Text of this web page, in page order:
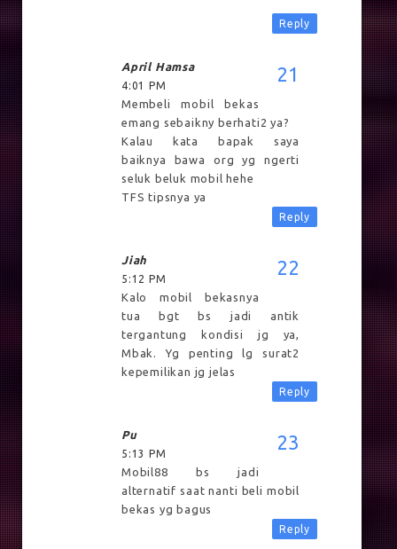
Reply
April Hamsa
4:01 PM
Membeli mobil bekas
emang sebaikny berhati2 ya?
Kalau kata bapak saya
baiknya bawa org yg ngerti
seluk beluk mobil hehe
TFS tipsnya ya
Reply
Jiah
5:12 PM
Kalo mobil bekasnya
tua bgt bs jadi antik
tergantung kondisi jg ya,
Mbak. Yg penting lg surat2
kepemilikan jg jelas
Reply
Pu
5:13 PM
Mobil88 bs jadi
alternatif saat nanti beli mobil
bekas yg bagus
Reply